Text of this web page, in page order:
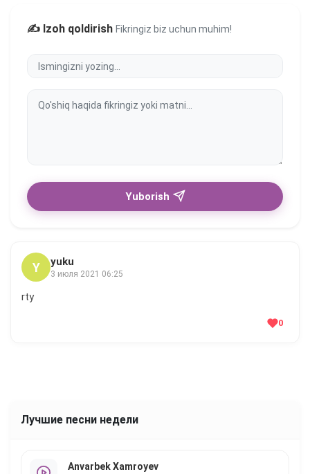
✍️ Izoh qoldirish Fikringiz biz uchun muhim!
Yuborish
Y yuku
3 июля 2021 06:25
rty
0
Лучшие песни недели
Anvarbek Xamroyev